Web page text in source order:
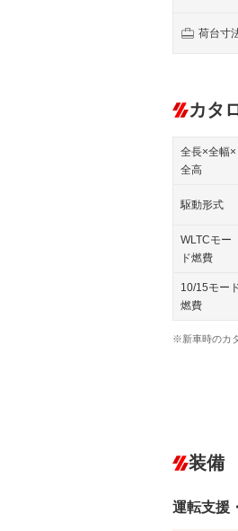
荷台寸
カタ
全長×全幅×
全高
駆動形式
WLTCモー
ド燃費
10/15モー
燃費
※新車時のカ
装備
運転支援